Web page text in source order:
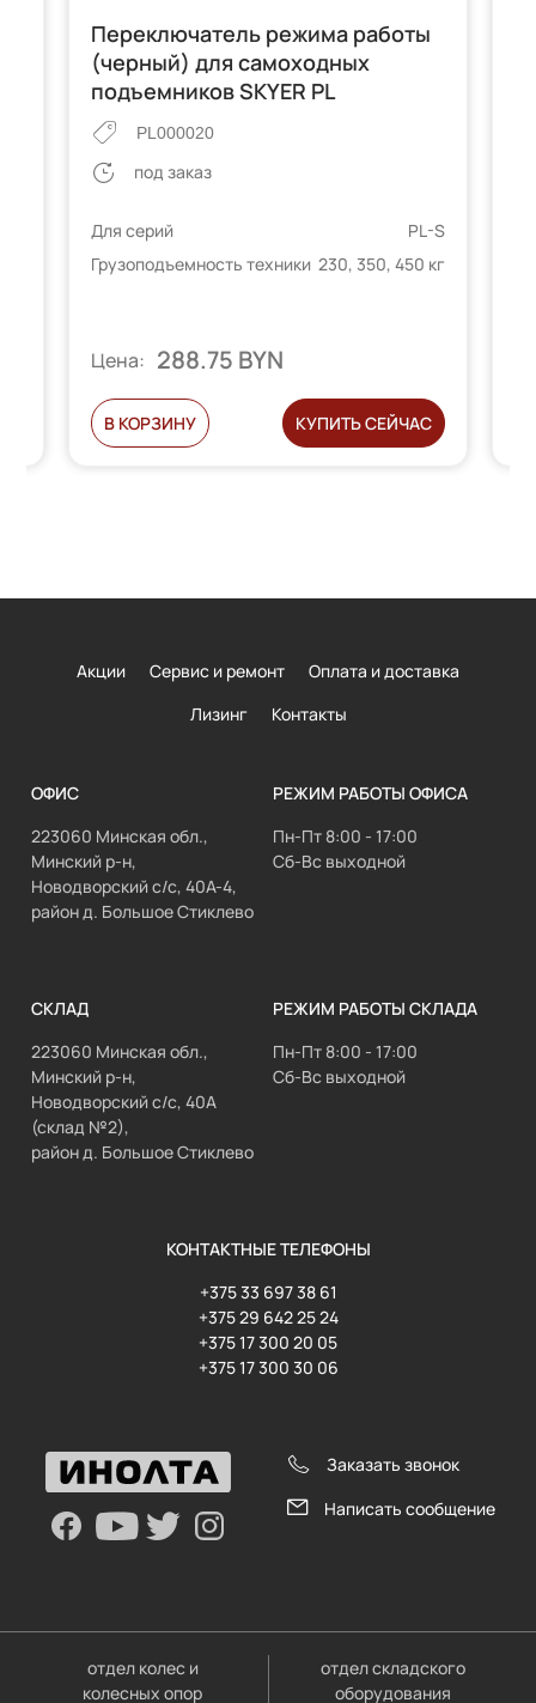
Переключатель режима работы
(черный) для самоходных
подъемников SKYER PL
PL000020
под заказ
Для серий
PL-S
Грузоподъемность техники 230, 350, 450 кг
Цена: 288.75 BYN
В КОРЗИНУ КУПИТЬ СЕЙЧАС
Акции Сервис и ремонт
Оплата и доставка
Лизинг
Контакты
ОФИС
223060 Минская обл.,
Минский р-н,
Новодворский с/с, 40А-4,
район д. Большое Стиклево
РЕЖИМ РАБОТЫ ОФИСА
Пн-Пт 8:00 - 17:00
Сб-Вс выходной
СКЛАД
223060 Минская обл.,
Минский р-н,
Новодворский с/с, 40А
(склад №2),
район д. Большое Стиклево
РЕЖИМ РАБОТЫ СКЛАДА
Пн-Пт 8:00 - 17:00
Сб-Вс выходной
КОНТАКТНЫЕ ТЕЛЕФОНЫ
+375 33 697 38 61
+375 29 642 25 24
+375 17 300 20 05
+375 17 300 30 06
Заказать звонок
Написать сообщение
отдел колес и
колесных опор
отдел складского
оборудования